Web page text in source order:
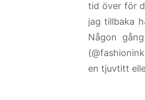
tid över för
jag tillbaka
Någon
en tjuvtitt